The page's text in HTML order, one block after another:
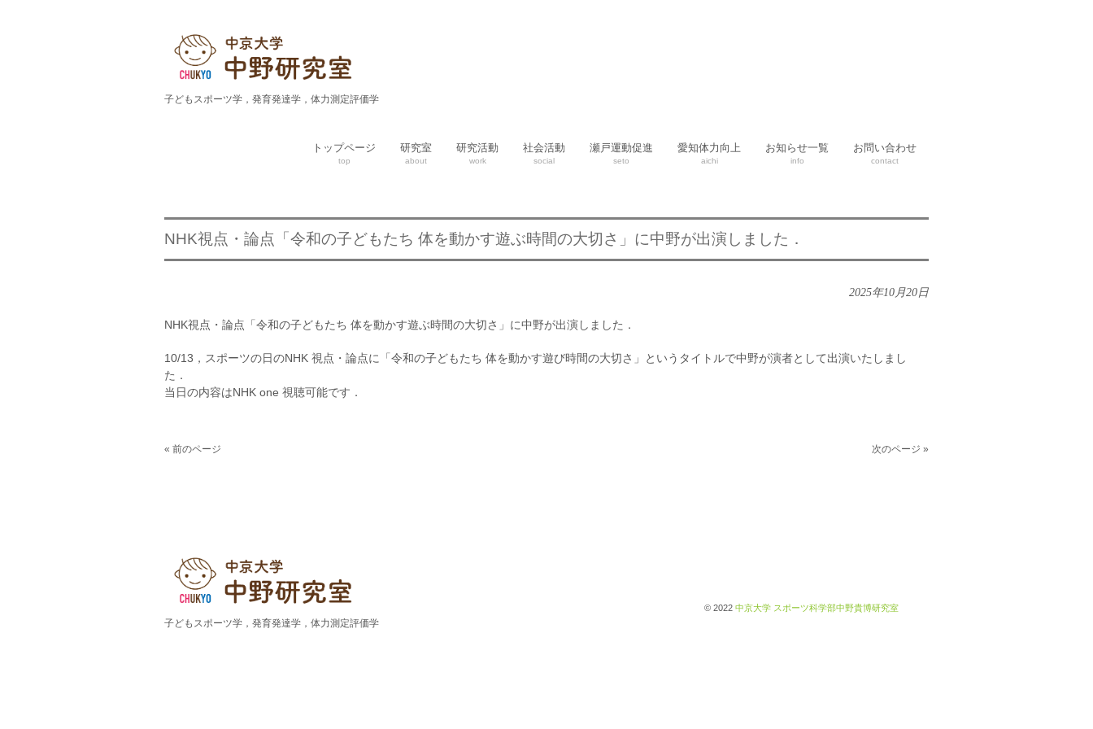
子どもスポーツ学，発育発達学，体力測定評価学
トップページ
top
研究室
about
研究活動
work
社会活動
social
瀬戸運動促進
seto
愛知体力向上
aichi
お知らせ一覧
info
お問い合わせ
contact
NHK視点・論点「令和の子どもたち 体を動かす遊ぶ時間の大切さ」に中野が出演しました．
2025年10月20日
NHK視点・論点「令和の子どもたち 体を動かす遊ぶ時間の大切さ」に中野が出演しました．
10/13，スポーツの日のNHK 視点・論点に「令和の子どもたち 体を動かす遊び時間の大切さ」というタイトルで中野が演者として出演いたしまし
た．
当日の内容はNHK one 視聴可能です．
« 前のページ 次のページ »
子どもスポーツ学，発育発達学，体力測定評価学
© 2022 中京大学 スポーツ科学部中野貴博研究室